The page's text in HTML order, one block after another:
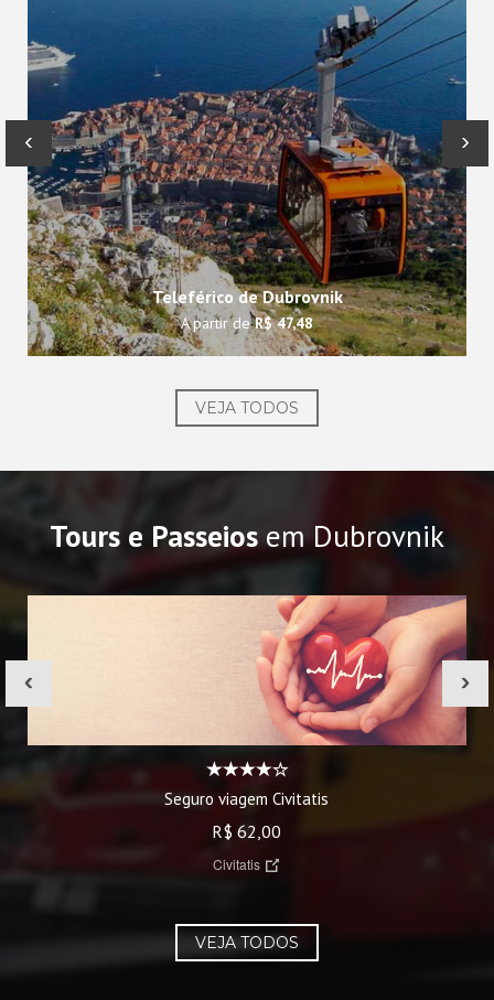
Teleférico de Dubrovnik
A partir deR$ 47,48
‹ ›
VEJA TODOS
Tours e Passeios em Dubrovnik
Seguro viagem Civitatis
R$ 62,00
Civitatis
‹ ›
VEJA TODOS